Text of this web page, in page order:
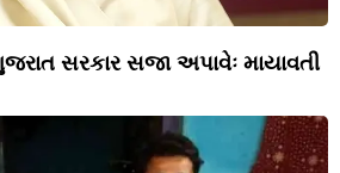
સરકાર સજા અપાવેઃ માયાવતી